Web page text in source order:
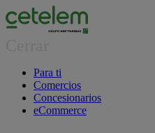
Para ti
Comercios
Concesionarios
eCommerce